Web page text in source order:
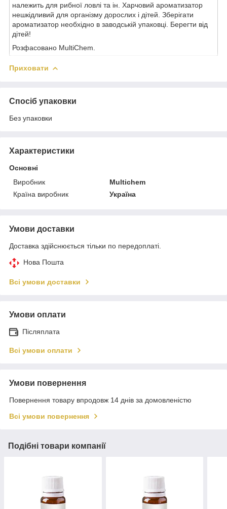
належить для рибної ловлі та ін. Харчовий ароматизатор
нешкідливий для організму дорослих і дітей. Зберігати
ароматизатор необхідно в заводській упаковці. Берегти від
дітей!
Розфасовано MultiChem.
Приховати
Спосіб упаковки
Без упаковки
Характеристики
Основні
Виробник
Multichem
Країна виробник
Україна
Умови доставки
Доставка здійснюється тільки по передоплаті.
Нова Пошта
Всі умови доставки
Умови оплати
Післяплата
Всі умови оплати
Умови повернення
Повернення товару впродовж 14 днів за домовленістю
Всі умови повернення
Подібні товари компанії